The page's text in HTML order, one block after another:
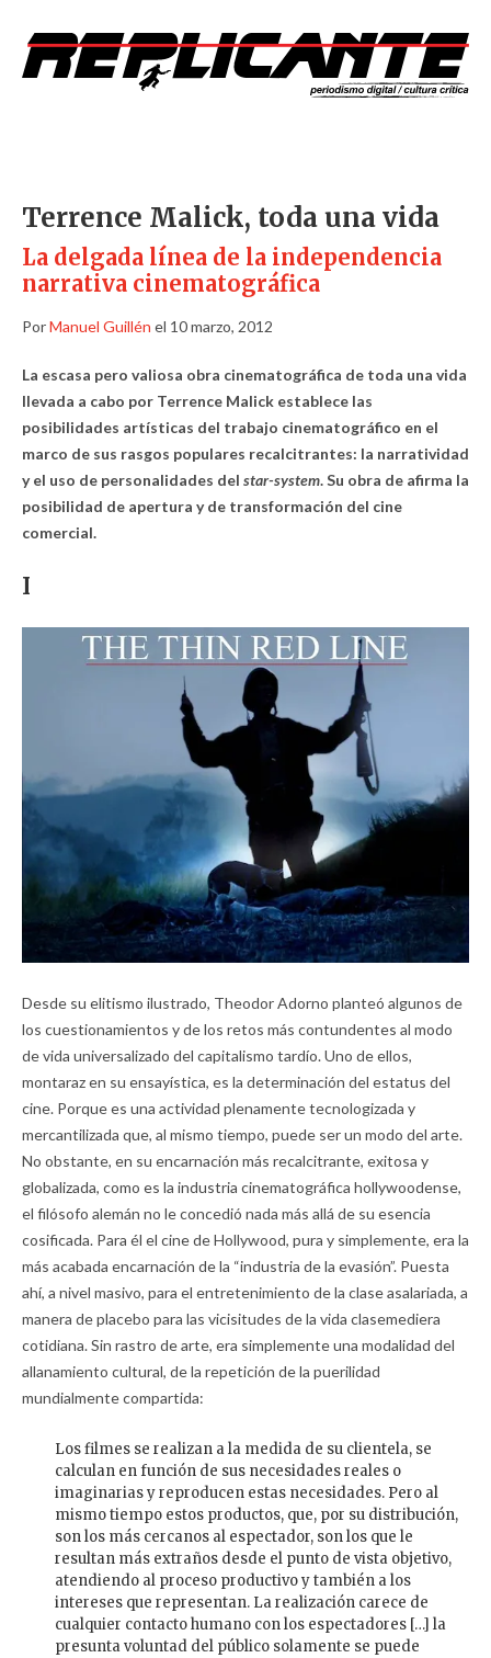
Terrence Malick, toda una vida
La delgada línea de la independencia
narrativa cinematográfica
PorManuel Guillén el 10 marzo, 2012
La escasa pero valiosa obra cinematográfica de toda una vida
llevada a cabo por Terrence Malick establece las
posibilidades artísticas del trabajo cinematográfico en el
marco de sus rasgos populares recalcitrantes: la narratividad
y el uso de personalidades del star-system. Su obra de afirma la
posibilidad de apertura y de transformación del cine
comercial.
I
Desde su elitismo ilustrado, Theodor Adorno planteó algunos de
los cuestionamientos y de los retos más contundentes al modo
de vida universalizado del capitalismo tardío. Uno de ellos,
montaraz en su ensayística, es la determinación del estatus del
cine. Porque es una actividad plenamente tecnologizada y
mercantilizada que, al mismo tiempo, puede ser un modo del arte.
No obstante, en su encarnación más recalcitrante, exitosa y
globalizada, como es la industria cinematográfica hollywoodense,
el filósofo alemán no le concedió nada más allá de su esencia
cosificada. Para él el cine de Hollywood, pura y simplemente, era la
más acabada encarnación de la “industria de la evasión”. Puesta
ahí, a nivel masivo, para el entretenimiento de la clase asalariada, a
manera de placebo para las vicisitudes de la vida clasemediera
cotidiana. Sin rastro de arte, era simplemente una modalidad del
allanamiento cultural, de la repetición de la puerilidad
mundialmente compartida:
Los filmes se realizan a la medida de su clientela, se
calculan en función de sus necesidades reales o
imaginarias y reproducen estas necesidades. Pero al
mismo tiempo estos productos, que, por su distribución,
son los más cercanos al espectador, son los que le
resultan más extraños desde el punto de vista objetivo,
atendiendo al proceso productivo y también a los
intereses que representan. La realización carece de
cualquier contacto humano con los espectadores […] la
presunta voluntad del público solamente se puede